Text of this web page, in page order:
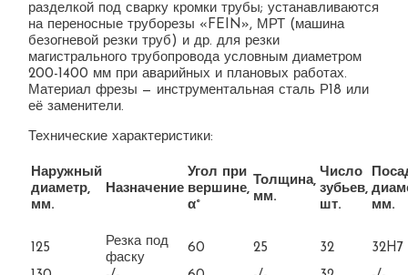
разделкой под сварку кромки трубы; устанавливаются
на переносные труборезы «FEIN», МРТ (машина
безогневой резки труб) и др. для резки
магистрального трубопровода условным диаметром
200-1400 мм при аварийных и плановых работах.
Материал фрезы — инструментальная сталь Р18 или
её заменители.
Технические характеристики:
Наружный
диаметр,
мм.
Назначение
Угол при
вершине,
α°
Толщина,
мм.
Число
зубьев,
шт.
мм.
125
Резка под
фаску
60 25 32
32H7